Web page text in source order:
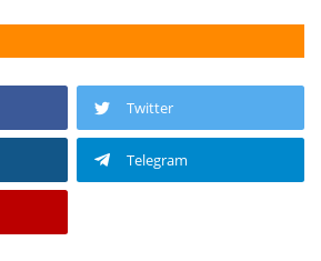
Twitter
Telegram